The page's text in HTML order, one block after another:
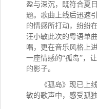
盈与深沉，既符合夏
题。歌曲上线后迅速
的情感所打动，纷纷
汪小敏此次的粤语单
唱，更在音乐风格上
一座情感的“孤岛”，
的影子。
《孤岛》现已上
敏的歌声中，感受孤